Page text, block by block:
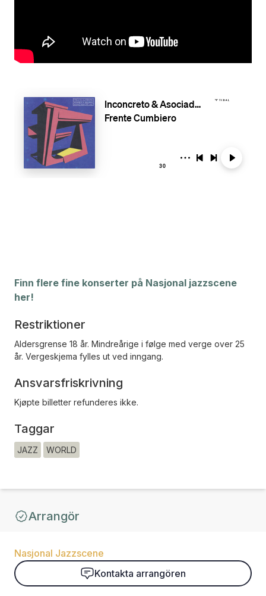
Finn flere fine konserter på Nasjonal jazzscene
her!
Restriktioner
Aldersgrense 18 år. Mindreårige i følge med verge over 25
år. Vergeskjema fylles ut ved inngang.
Ansvarsfriskrivning
Kjøpte billetter refunderes ikke.
Taggar
JAZZ WORLD
Arrangör
Nasjonal Jazzscene
Kontakta arrangören